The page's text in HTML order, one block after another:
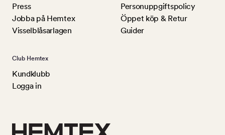
Press
Jobba på Hemtex
Visselblåsarlagen
Personuppgiftspolicy
Öppet köp & Retur
Guider
Club Hemtex
Kundklubb
Logga in